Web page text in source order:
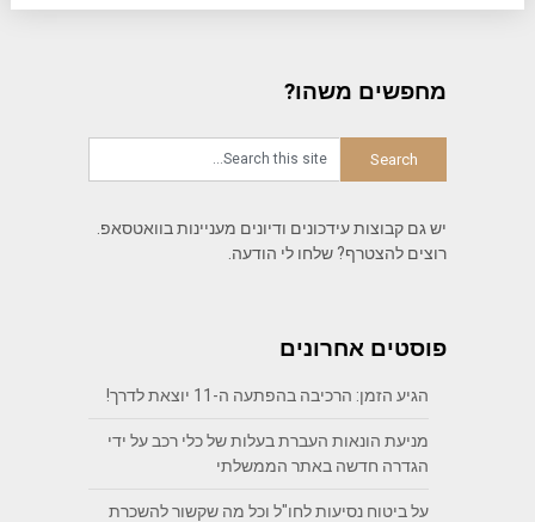
מחפשים משהו?
יש גם קבוצות עידכונים ודיונים מעניינות בוואטסאפ.
רוצים להצטרף? שלחו לי הודעה.
פוסטים אחרונים
הגיע הזמן: הרכיבה בהפתעה ה-11 יוצאת לדרך!
מניעת הונאות העברת בעלות של כלי רכב על ידי
הגדרה חדשה באתר הממשלתי
על ביטוח נסיעות לחו"ל וכל מה שקשור להשכרת